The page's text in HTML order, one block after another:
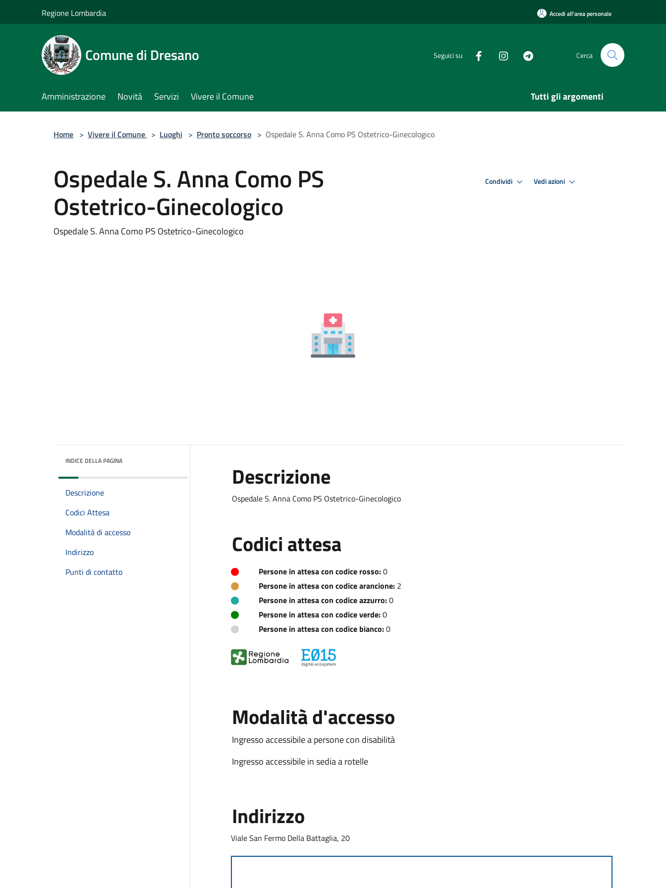
Regione Lombardia Accedi all'area personale
Comune di Dresano Seguici su Cerca
Amministrazione Novità Servizi Vivere il Comune Tutti gli argomenti
Home > Vivere il Comune > Luoghi > Pronto soccorso > Ospedale S. Anna Como PS Ostetrico-Ginecologico
Ospedale S. Anna Como PS
Ostetrico-Ginecologico
Ospedale S. Anna Como PS Ostetrico-Ginecologico
Condividi Vedi azioni
INDICE DELLA PAGINA
Descrizione
Codici Attesa
Modalità di accesso
Indirizzo
Punti di contatto
Descrizione
Ospedale S. Anna Como PS Ostetrico-Ginecologico
Codici attesa
Persone in attesa con codice rosso:0
Persone in attesa con codice arancione:2
Persone in attesa con codice azzurro:0
Persone in attesa con codice verde:0
Persone in attesa con codice bianco:0
Modalità d'accesso
Ingresso accessibile a persone con disabilità
Ingresso accessibile in sedia a rotelle
Indirizzo
Viale San Fermo Della Battaglia, 20